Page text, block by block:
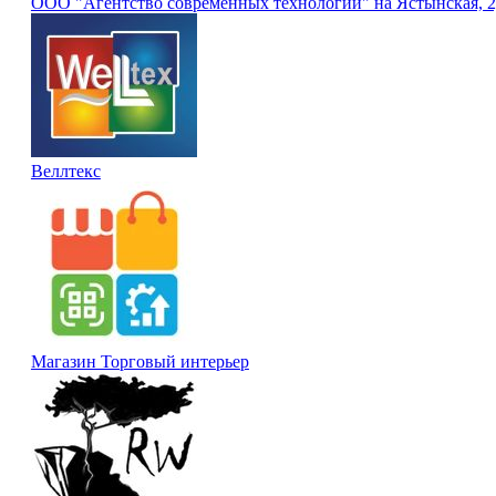
Веллтекс
Магазин Торговый интерьер